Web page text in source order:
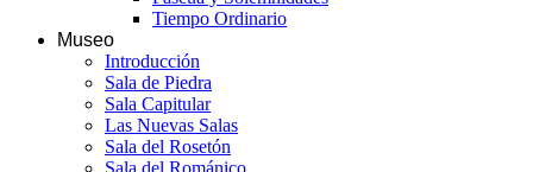
Tiempo Ordinario
Museo
Introducción
Sala de Piedra
Sala Capitular
Las Nuevas Salas
Sala del Rosetón